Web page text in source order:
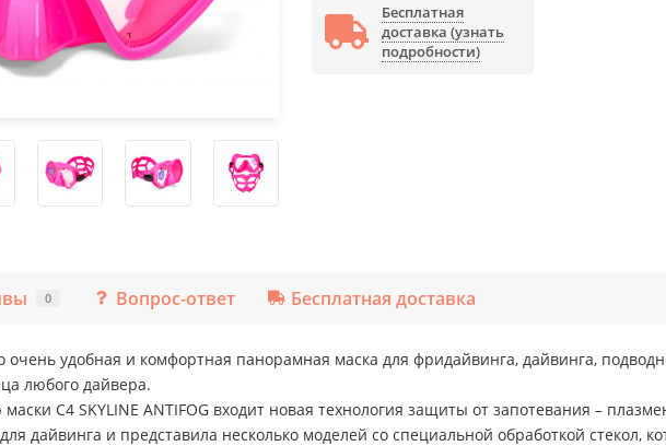
Бесплатная
доставка (узнать
подробности)
0 Вопрос-ответ Бесплатная доставка
очень удобная и комфортная панорамная маска для фридайвинга, дайвинга,
любого дайвера.
C4 SKYLINE ANTIFOG входит новая технология защиты от запотевания –
дайвинга и представила несколько моделей со специальной обработкой стекол,